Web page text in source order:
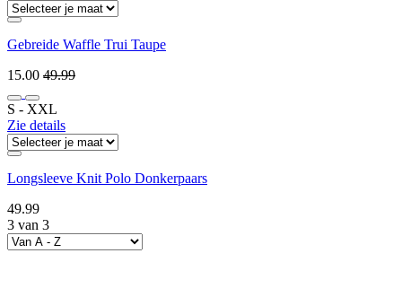
Gebreide Waffle Trui Taupe
15.00 49.99
S ‐ XXL
Zie details
Longsleeve Knit Polo Donkerpaars
49.99
3 van 3